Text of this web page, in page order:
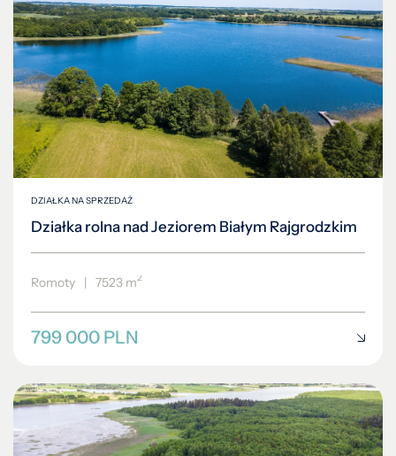
DZIAŁKA NA SPRZEDAŻ
Działka rolna nad Jeziorem Białym Rajgrodzkim
Romoty 7523 m2
799 000 PLN